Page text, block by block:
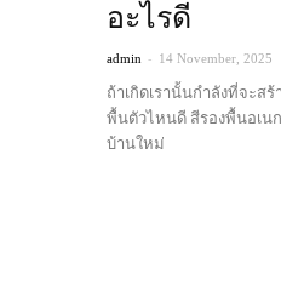
อะไรดี
admin - 14 November, 2025
ถ้าเกิดเรานั้นกำลังที่จะส
พื้นตัวไหนดี สีรองพื้นอเน
บ้านใหม่